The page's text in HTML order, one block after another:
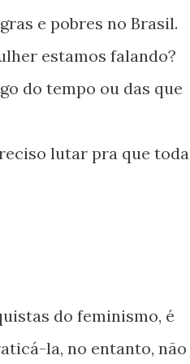
e pobres no Brasil.
estamos falando?
do tempo ou das que
lutar pra que
do feminismo, é
la, no entanto, não